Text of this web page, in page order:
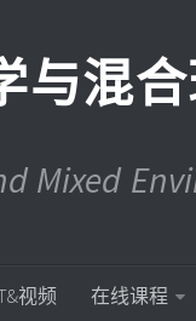
与混
Mixed
视频 在线课程